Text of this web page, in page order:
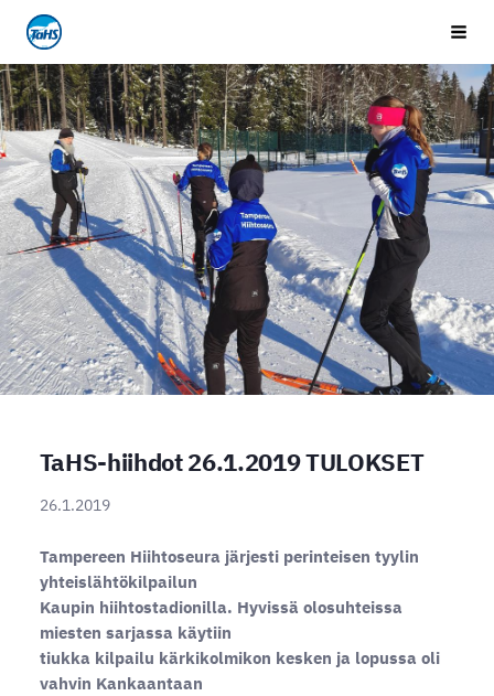
Siirry
sivun
sisältöön
Tampereen Hiihtoseura
TaHS-hiihdot 26.1.2019 TULOKSET
26.1.2019
Tampereen Hiihtoseura järjesti perinteisen tyylin
yhteislähtökilpailun
Kaupin hiihtostadionilla. Hyvissä olosuhteissa
miesten sarjassa käytiin
tiukka kilpailu kärkikolmikon kesken ja lopussa oli
vahvin Kankaantaan